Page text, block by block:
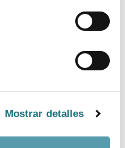
Mostrar detalles